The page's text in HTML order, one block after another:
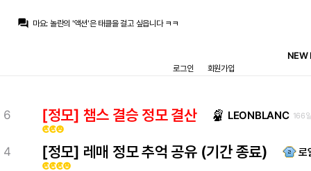
question_answer 마요: 놀란의 '액션'은 태클을 걸고 싶읍니다 ㅋㅋ
물론 그 색체와 고집이 그지 같으면 잭 스나이더 꼴 나는거고...
닥터 둠:개인적으로 놀란, 드뇌브 같이 예술/액션 그 중간형 감독들을 선호해서 그런지, 확실히 펩이 영화로 비유하면 그쪽인 느낌이 있어요
흰둥이:ㅋㅋㅋ 그건 펩이 확실히 이기긴 하지 ㅋㅋ
Pio:흐름에 몸을 맡겨보세요
NEW
로그인 회원가입
6
emoji_emotionsemoji_emotionsemoji_emotions
[정모] 챔스 결승 정모 결산 LEONBLANC 166
4
emoji_emotionsemoji_emotionsemoji_emotionsemoji_emotions
[정모] 레매 정모 추억 공유 (기간 종료) 로